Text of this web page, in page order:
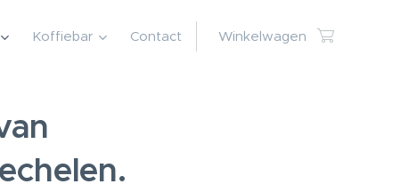
Koffiebar Contact Winkelwagen